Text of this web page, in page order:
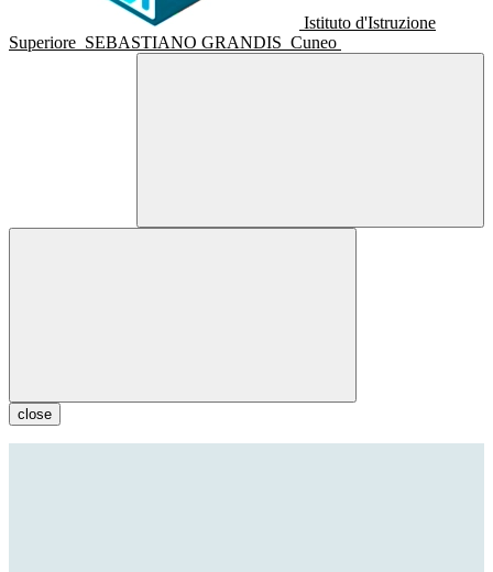
Istituto d'Istruzione
Superiore SEBASTIANO GRANDIS Cuneo
close